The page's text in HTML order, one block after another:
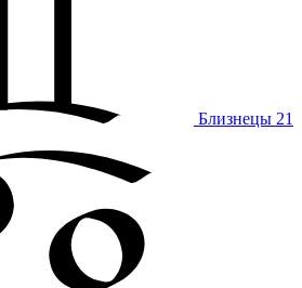
Близнецы 21